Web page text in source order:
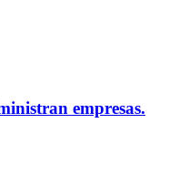
empresas.